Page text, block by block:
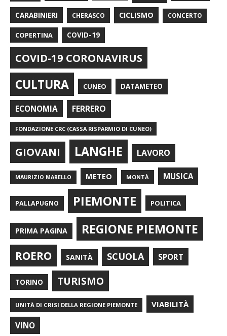
CARABINIERI CHERASCO CICLISMO CONCERTO
COPERTINA COVID-19
COVID-19 CORONAVIRUS
CULTURA CUNEO DATAMETEO
ECONOMIA FERRERO
FONDAZIONE CRC (CASSA RISPARMIO DI CUNEO)
GIOVANI LANGHE LAVORO
MAURIZIO MARELLO METEO MONTÀ MUSICA
PALLAPUGNO PIEMONTE POLITICA
PRIMA PAGINA REGIONE PIEMONTE
ROERO SANITÀ SCUOLA SPORT
TORINO TURISMO
UNITÀ DI CRISI DELLA REGIONE PIEMONTE VIABILITÀ
VINO